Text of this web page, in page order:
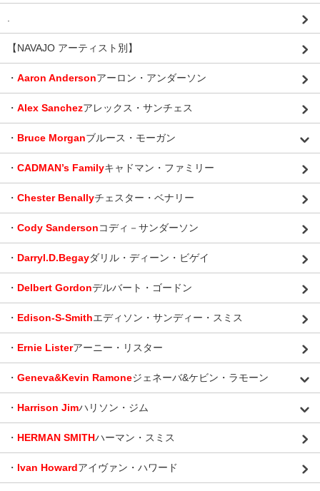
【NAVAJO アーティスト別】
・ Aaron Andersonアーロン・アンダーソン
・ Alex Sanchezアレックス・サンチェス
・ Bruce Morganブルース・モーガン
・ CADMAN’s Familyキャドマン・ファミリー
・ Chester Benallyチェスター・ベナリー
・ Cody Sandersonコディ－サンダーソン
・ Darryl.D.Begayダリル・ディーン・ビゲイ
・ Delbert Gordonデルバート・ゴードン
・ Edison-S-Smithエディソン・サンディー・スミス
・ Ernie Listerアーニー・リスター
・ Geneva&Kevin Ramoneジェネーバ&ケビン・ラモーン
・ Harrison Jimハリソン・ジム
・ HERMAN SMITHハーマン・スミス
・ Ivan Howardアイヴァン・ハワード